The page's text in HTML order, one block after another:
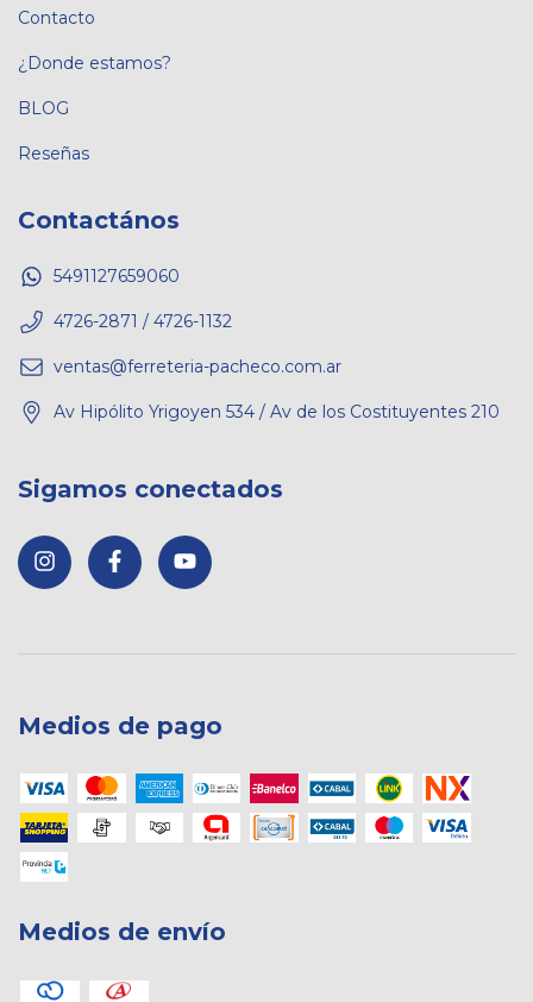
Contacto
¿Donde estamos?
BLOG
Reseñas
Contactános
5491127659060
4726-2871 / 4726-1132
ventas@ferreteria-pacheco.com.ar
Av Hipólito Yrigoyen 534 / Av de los Costituyentes 210
Sigamos conectados
Medios de pago
Medios de envío